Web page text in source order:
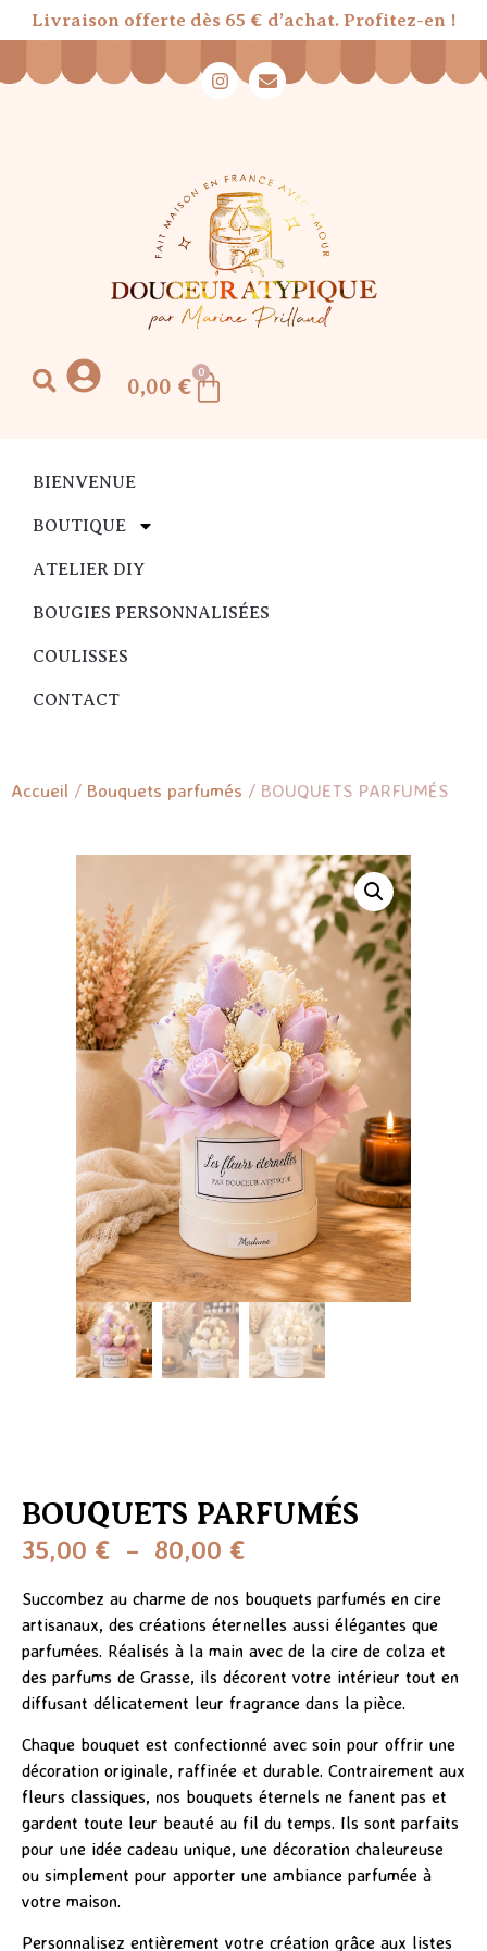
Livraison offerte dès 65 € d’achat. Profitez-en !
0,00 €
0
BIENVENUE
BOUTIQUE
ATELIER DIY
BOUGIES PERSONNALISÉES
COULISSES
CONTACT
Accueil / Bouquets parfumés / BOUQUETS PARFUMÉS
BOUQUETS PARFUMÉS
35,00 € – 80,00 €
Succombez au charme de nos bouquets parfumés en cire
artisanaux, des créations éternelles aussi élégantes que
parfumées. Réalisés à la main avec de la cire de colza et
des parfums de Grasse, ils décorent votre intérieur tout en
diffusant délicatement leur fragrance dans la pièce.
Chaque bouquet est confectionné avec soin pour offrir une
décoration originale, raffinée et durable. Contrairement aux
fleurs classiques, nos bouquets éternels ne fanent pas et
gardent toute leur beauté au fil du temps. Ils sont parfaits
pour une idée cadeau unique, une décoration chaleureuse
ou simplement pour apporter une ambiance parfumée à
votre maison.
Personnalisez entièrement votre création grâce aux listes